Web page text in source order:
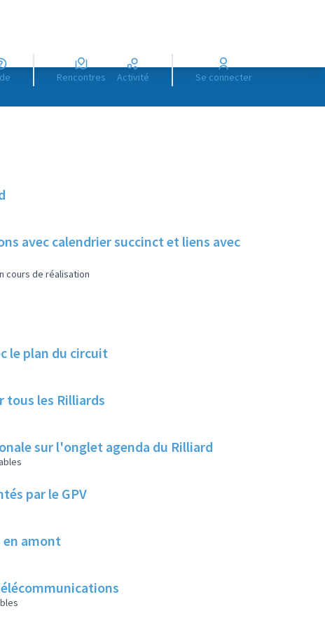
Rencontres Activité Se connecter
avec calendrier succinct et liens avec
cours de réalisation
le plan du circuit
tous les Rilliards
sur l'onglet agenda du Rilliard
par le GPV
en amont